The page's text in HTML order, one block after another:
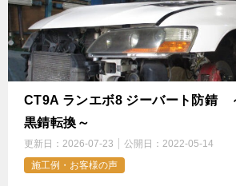
CT9A ランエボ8 ジーバート防錆
黒錆転換～
更新日： 2026-07-23 公開日： 2022-05-14
施工例・お客様の声